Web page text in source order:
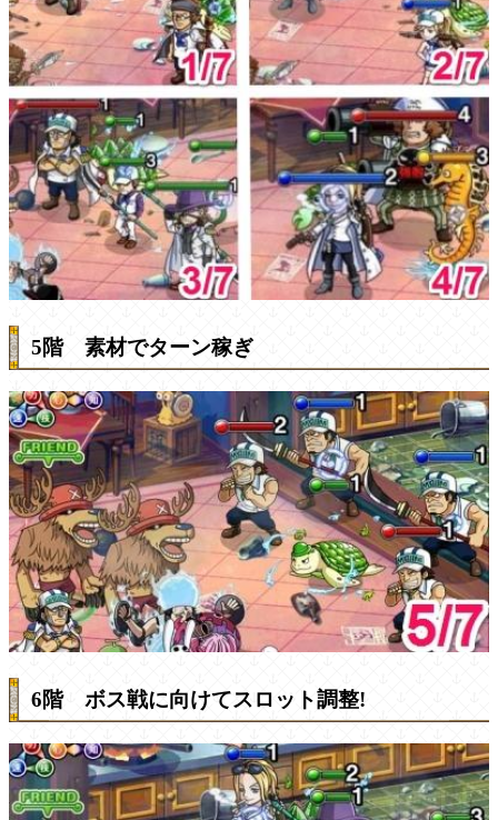
5階 素材でターン稼ぎ
6階 ボス戦に向けてスロット調整!